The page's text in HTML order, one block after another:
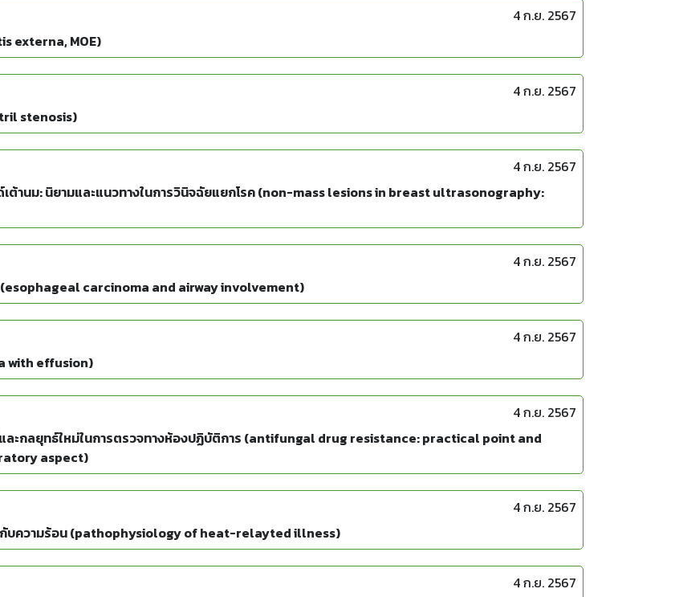
4 ก.ย. 2567
externa, MOE)
4 ก.ย. 2567
stenosis)
4 ก.ย. 2567
ต้านม: นิยามและแนวทางในการวินิจฉัยแยกโรค (non-mass lesions in breast ultrasonography:
4 ก.ย. 2567
(esophageal carcinoma and airway involvement)
4 ก.ย. 2567
with effusion)
4 ก.ย. 2567
และกลยุทธ์ใหม่ในการตรวจทางห้องปฏิบัติการ (antifungal drug resistance: practical point and
aspect)
4 ก.ย. 2567
กับความร้อน (pathophysiology of heat-relayted illness)
4 ก.ย. 2567